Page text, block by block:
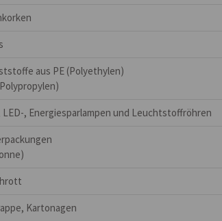
aus PE (Polyethylen)
LED-, Energiesparlampen und Leuchtstoffröhren
Kartonagen